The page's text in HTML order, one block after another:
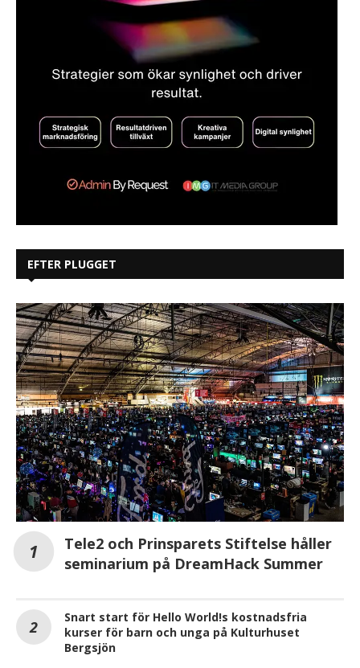
EFTER PLUGGET
Tele2 och Prinsparets Stiftelse håller
seminarium på DreamHack Summer
Snart start för Hello World!s kostnadsfria
kurser för barn och unga på Kulturhuset
Bergsjön